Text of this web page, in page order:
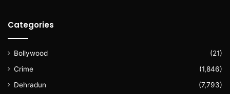
Categories
Bollywood
(21)
Crime
(1,846)
Dehradun
(7,793)